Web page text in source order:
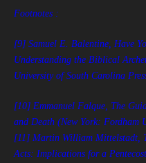
Footnotes :
[9] Samuel E. Balentine, Have
Understanding the Biblical
University of South Carolina
[10] Emmanuel Falque, The
and Death (New York: Fordham
[11] Martin William Mittelstadt,
Acts: Implications for a